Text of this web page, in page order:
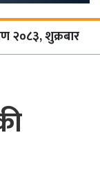
२०८३, शुक्रबार